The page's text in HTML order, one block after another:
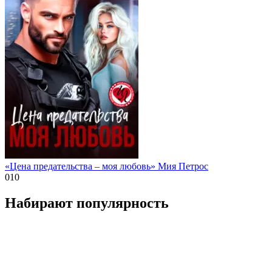
«Цена предательства – моя любовь» Мия Петрос
010
Набирают популярность